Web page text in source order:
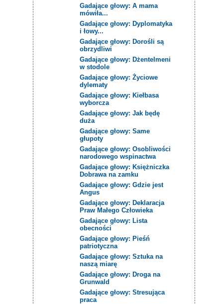
Gadające głowy: A mama
mówiła...
Gadające głowy: Dyplomatyka
i łowy...
Gadające głowy: Dorośli są
obrzydliwi
Gadające głowy: Dżentelmeni
w stodole
Gadające głowy: Życiowe
dylematy
Gadające głowy: Kiełbasa
wyborcza
Gadające głowy: Jak będę
duża
Gadające głowy: Same
głupoty
Gadające głowy: Osobliwości
narodowego wspinactwa
Gadające głowy: Księżniczka
Dobrawa na zamku
Gadające głowy: Gdzie jest
Angus
Gadające głowy: Deklaracja
Praw Małego Człowieka
Gadające głowy: Lista
obecności
Gadające głowy: Pieśń
patriotyczna
Gadające głowy: Sztuka na
naszą miarę
Gadające głowy: Droga na
Grunwald
Gadające głowy: Stresująca
praca